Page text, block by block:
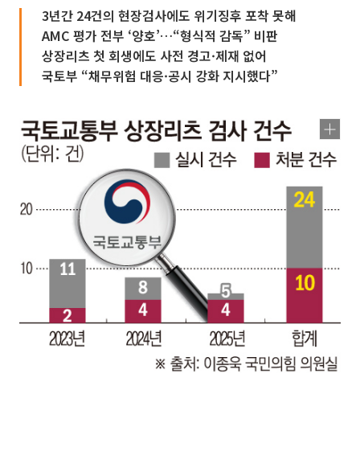
3년간 24건의 현장검사에도 위기징후 포착 못해
AMC 평가 전부 ‘양호’…“형식적 감독” 비판
상장리츠 첫 회생에도 사전 경고·제재 없어
국토부 “채무위험 대응·공시 강화 지시했다”